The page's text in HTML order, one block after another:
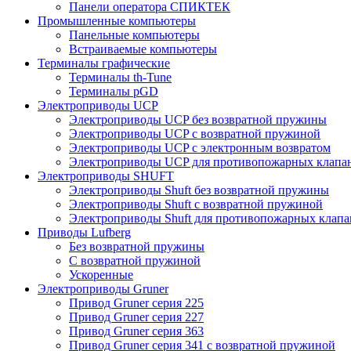
Панели оператора СПИКТЕК
Промышленные компьютеры
Панельные компьютеры
Встраиваемые компьютеры
Терминалы графические
Терминалы th-Tune
Терминалы pGD
Электроприводы UCP
Электроприводы UCP без возвратной пружины
Электроприводы UCP с возвратной пружиной
Электроприводы UCP с электронным возвратом
Электроприводы UCP для противопожарных
Электроприводы SHUFT
Электроприводы Shuft без возвратной пружины
Электроприводы Shuft с возвратной пружиной
Электроприводы Shuft для противопожарных
Приводы Lufberg
Без возвратной пружины
С возвратной пружиной
Ускоренные
Электроприводы Gruner
Привод Gruner серия 225
Привод Gruner серия 227
Привод Gruner серия 363
Привод Gruner серия 341 с возвратной пружиной